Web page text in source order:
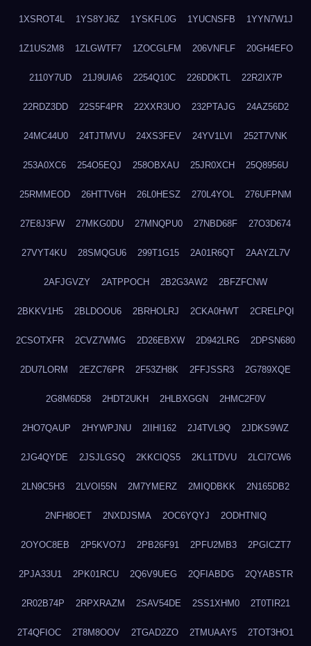
1XSROT4L 1YS8YJ6Z 1YSKFL0G 1YUCNSFB 1YYN7W1J
1Z1US2M8 1ZLGWTF7 1ZOCGLFM 206VNFLF 20GH4EFO
2110Y7UD 21J9UIA6 2254Q10C 226DDKTL 22R2IX7P
22RDZ3DD 22S5F4PR 22XXR3UO 232PTAJG 24AZ56D2
24MC44U0 24TJTMVU 24XS3FEV 24YV1LVI 252T7VNK
253A0XC6 254O5EQJ 258OBXAU 25JR0XCH 25Q8956U
25RMMEOD 26HTTV6H 26L0HESZ 270L4YOL 276UFPNM
27E8J3FW 27MKG0DU 27MNQPU0 27NBD68F 27O3D674
27VYT4KU 28SMQGU6 299T1G15 2A01R6QT 2AAYZL7V
2AFJGVZY 2ATPPOCH 2B2G3AW2 2BFZFCNW
2BKKV1H5 2BLDOOU6 2BRHOLRJ 2CKA0HWT 2CRELPQI
2CSOTXFR 2CVZ7WMG 2D26EBXW 2D942LRG 2DPSN680
2DU7LORM 2EZC76PR 2F53ZH8K 2FFJSSR3 2G789XQE
2G8M6D58 2HDT2UKH 2HLBXGGN 2HMC2F0V
2HO7QAUP 2HYWPJNU 2IIHI162 2J4TVL9Q 2JDKS9WZ
2JG4QYDE 2JSJLGSQ 2KKCIQS5 2KL1TDVU 2LCI7CW6
2LN9C5H3 2LVOI55N 2M7YMERZ 2MIQDBKK 2N165DB2
2NFH8OET 2NXDJSMA 2OC6YQYJ 2ODHTNIQ
2OYOC8EB 2P5KVO7J 2PB26F91 2PFU2MB3 2PGICZT7
2PJA33U1 2PK01RCU 2Q6V9UEG 2QFIABDG 2QYABSTR
2R02B74P 2RPXRAZM 2SAV54DE 2SS1XHM0 2T0TIR21
2T4QFIOC 2T8M8OOV 2TGAD2ZO 2TMUAAY5 2TOT3HO1